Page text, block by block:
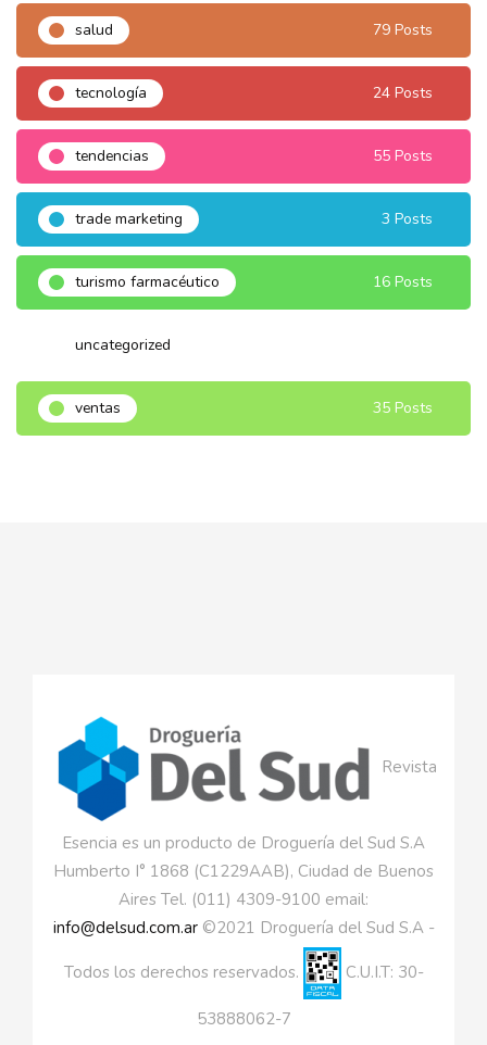
salud 79 Posts
tecnología 24 Posts
tendencias 55 Posts
trade marketing 3 Posts
turismo farmacéutico 16 Posts
uncategorized
ventas 35 Posts
Revista
Esencia es un producto de Droguería del Sud S.A
Humberto I° 1868 (C1229AAB), Ciudad de Buenos
Aires Tel. (011) 4309-9100 email:
info@delsud.com.ar©2021 Droguería del Sud S.A -
Todos los derechos reservados. C.U.I.T: 30-
53888062-7